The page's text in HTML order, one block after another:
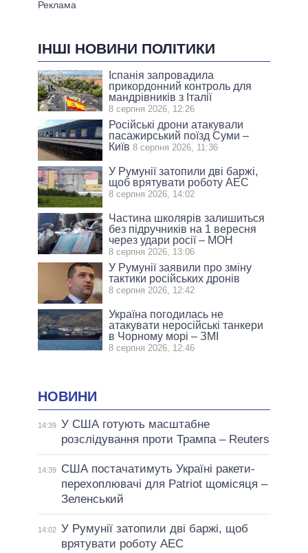
ІНШІ НОВИНИ ПОЛІТИКИ
Іспанія запровадила
прикордонний контроль для
мандрівників з Італії
8 серпня 2026, 12:26
Російські дрони атакували
пасажирський поїзд Суми –
Київ 8 серпня 2026, 11:36
У Румунії затопили дві баржі,
щоб врятувати роботу АЕС
8 серпня 2026, 14:02
Частина школярів залишиться
без підручників на 1 вересня
через удари росії – МОН
8 серпня 2026, 13:06
У Румунії заявили про зміну
тактики російських дронів
8 серпня 2026, 12:42
Україна погодилась не
атакувати неросійські танкери
в Чорному морі – ЗМІ
8 серпня 2026, 12:46
НОВИНИ
14:39 У США готують масштабне
розслідування проти Трампа – Reuters
14:39
США постачатимуть Україні ракети-
перехоплювачі для Patriot щомісяця –
Зеленський
14:02 У Румунії затопили дві баржі, щоб
врятувати роботу АЕС